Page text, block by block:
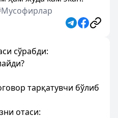
сўрабди:
тарқатувчи бўлиб
отаси: